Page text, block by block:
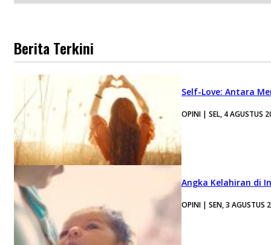
Berita Terkini
Self-Love: Antara
OPINI | SEL, 4 AGUSTUS
Angka Kelahiran di
OPINI | SEN, 3 AGUSTUS